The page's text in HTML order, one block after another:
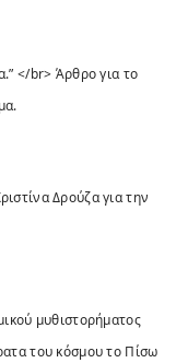
</br> Άρθρο για το
Δρούζα για την
μυθιστορήματος
του κόσμου το Πίσω